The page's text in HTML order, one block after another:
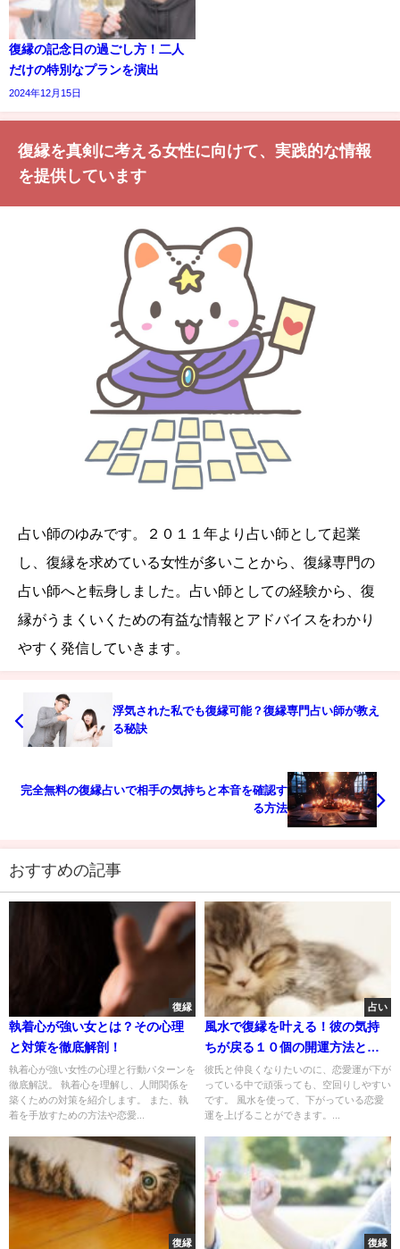
復縁の記念日の過ごし方！二人
だけの特別なプランを演出
2024年12月15日
復縁を真剣に考える女性に向けて、実践的な情報
を提供しています
占い師のゆみです。２０１１年より占い師として起業
し、復縁を求めている女性が多いことから、復縁専門の
占い師へと転身しました。占い師としての経験から、復
縁がうまくいくための有益な情報とアドバイスをわかり
やすく発信していきます。
浮気された私でも復縁可能？復縁専門占い師が教え
る秘訣
完全無料の復縁占いで相手の気持ちと本音を確認す
る方法
おすすめの記事
復縁
執着心が強い女とは？その心理
と対策を徹底解剖！
執着心が強い女性の心理と行動パターンを
徹底解説。 執着心を理解し、人間関係を
築くための対策を紹介します。 また、執
着を手放すための方法や恋愛...
占い
風水で復縁を叶える！彼の気持
ちが戻る１０個の開運方法と断
捨離
彼氏と仲良くなりたいのに、恋愛運が下が
っている中で頑張っても、空回りしやすい
です。 風水を使って、下がっている恋愛
運を上げることができます。...
復縁 復縁